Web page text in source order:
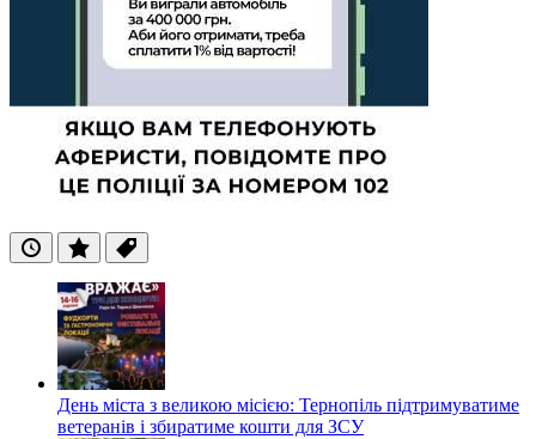
ОстанніПопулярні
Теги
День міста з великою місією: Тернопіль підтримуватиме
ветеранів і збиратиме кошти для ЗСУ